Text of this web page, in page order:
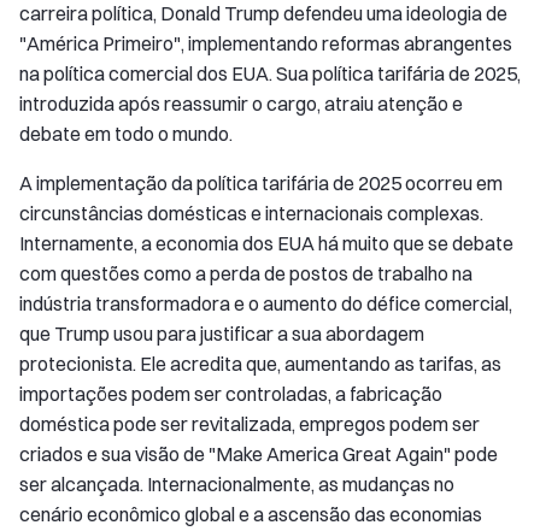
carreira política, Donald Trump defendeu uma ideologia de
"América Primeiro", implementando reformas abrangentes
na política comercial dos EUA. Sua política tarifária de 2025,
introduzida após reassumir o cargo, atraiu atenção e
debate em todo o mundo.
A implementação da política tarifária de 2025 ocorreu em
circunstâncias domésticas e internacionais complexas.
Internamente, a economia dos EUA há muito que se debate
com questões como a perda de postos de trabalho na
indústria transformadora e o aumento do défice comercial,
que Trump usou para justificar a sua abordagem
protecionista. Ele acredita que, aumentando as tarifas, as
importações podem ser controladas, a fabricação
doméstica pode ser revitalizada, empregos podem ser
criados e sua visão de "Make America Great Again" pode
ser alcançada. Internacionalmente, as mudanças no
cenário econômico global e a ascensão das economias